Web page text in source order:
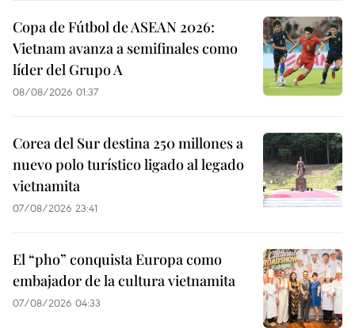
Copa de Fútbol de ASEAN 2026:
Vietnam avanza a semifinales como
líder del Grupo A
08/08/2026 01:37
Corea del Sur destina 250 millones a
nuevo polo turístico ligado al legado
vietnamita
07/08/2026 23:41
El “pho” conquista Europa como
embajador de la cultura vietnamita
07/08/2026 04:33